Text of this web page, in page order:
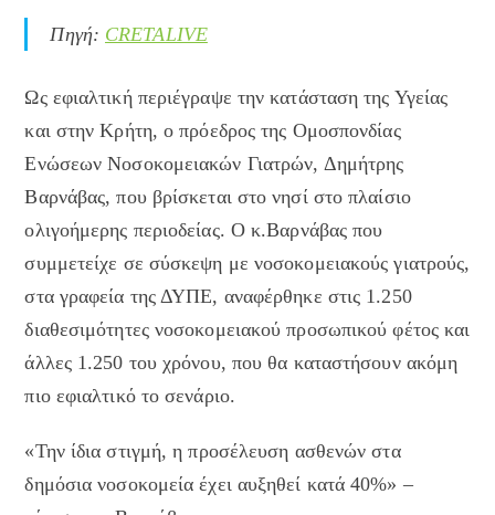
Πηγή: CRETALIVE
Ως εφιαλτική περιέγραψε την κατάσταση της Υγείας
και στην Κρήτη, ο πρόεδρος της Ομοσπονδίας
Ενώσεων Νοσοκομειακών Γιατρών, Δημήτρης
Βαρνάβας, που βρίσκεται στο νησί στο πλαίσιο
ολιγοήμερης περιοδείας. Ο κ.Βαρνάβας που
συμμετείχε σε σύσκεψη με νοσοκομειακούς γιατρούς,
στα γραφεία της ΔΥΠΕ, αναφέρθηκε στις 1.250
διαθεσιμότητες νοσοκομειακού προσωπικού φέτος και
άλλες 1.250 του χρόνου, που θα καταστήσουν ακόμη
πιο εφιαλτικό το σενάριο.
«Την ίδια στιγμή, η προσέλευση ασθενών στα
δημόσια νοσοκομεία έχει αυξηθεί κατά 40%» –